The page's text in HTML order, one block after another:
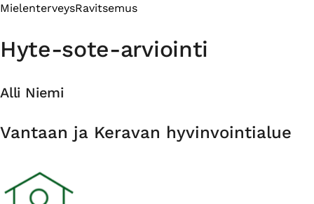
MielenterveysRavitsemus
Hyte-sote-arviointi
Alli Niemi
Organisaatio
Vantaan ja Keravan hyvinvointialue